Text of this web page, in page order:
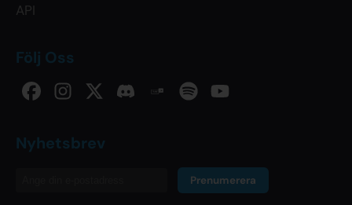
API
Följ Oss
Nyhetsbrev
Prenumerera